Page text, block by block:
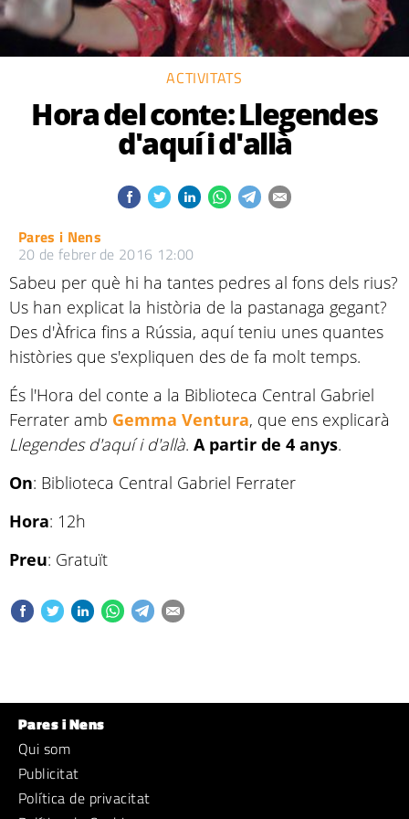
ACTIVITATS
Hora del conte: Llegendes
d'aquí i d'allà
Pares i Nens
20 de febrer de 2016 12:00
Sabeu per què hi ha tantes pedres al fons dels rius?
Us han explicat la història de la pastanaga gegant?
Des d'Àfrica fins a Rússia, aquí teniu unes quantes
històries que s'expliquen des de fa molt temps.
És l'Hora del conte a la Biblioteca Central Gabriel
Ferrater amb Gemma Ventura, que ens explicarà
Llegendes d'aquí i d'allà. A partir de 4 anys.
On: Biblioteca Central Gabriel Ferrater
Hora: 12h
Preu: Gratuït
Pares i Nens
Qui som
Publicitat
Política de privacitat